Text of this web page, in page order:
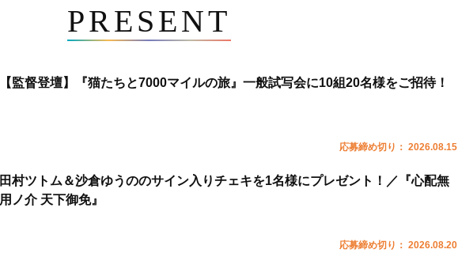
PRESENT
【監督登壇】『猫たちと7000マイルの旅』一般試写会に10組20名様をご招待！
応募締め切り： 2026.08.15
田村ツトム＆沙倉ゆうののサイン入りチェキを1名様にプレゼント！／『心配無
用ノ介 天下御免』
応募締め切り： 2026.08.20